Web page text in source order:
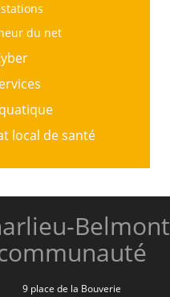
du net
local de santé
Belmont
9 place de la Bouverie